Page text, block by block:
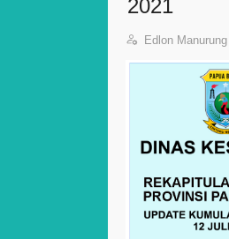
o
o
2021
Edlon Manurung